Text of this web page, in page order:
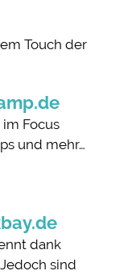
Touch der
Focus
und mehr…
dank
sind